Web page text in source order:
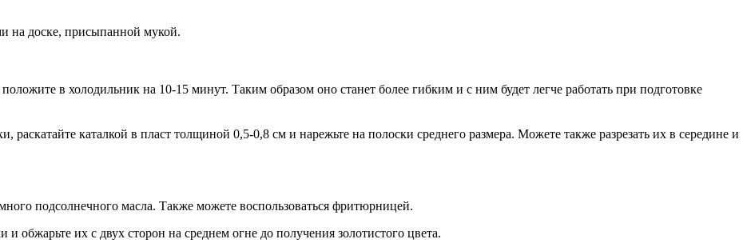
на доске, присыпанной мукой.
в холодильник на 10-15 минут. Таким образом оно станет более гибким и с ним будет легче работать при подготовке
раскатайте каталкой в пласт толщиной 0,5-0,8 см и нарежьте на полоски среднего размера. Можете также разрезать их в середине и
подсолнечного масла. Также можете воспользоваться фритюрницей.
обжарьте их с двух сторон на среднем огне до получения золотистого цвета.